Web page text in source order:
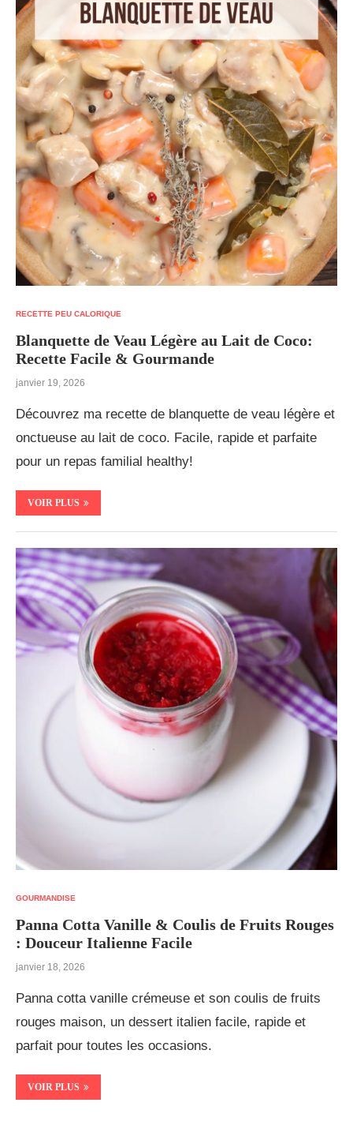
RECETTE PEU CALORIQUE
Blanquette de Veau Légère au Lait de Coco:
Recette Facile & Gourmande
janvier 19, 2026
Découvrez ma recette de blanquette de veau légère et
onctueuse au lait de coco. Facile, rapide et parfaite
pour un repas familial healthy!
VOIR PLUS
GOURMANDISE
Panna Cotta Vanille & Coulis de Fruits Rouges
: Douceur Italienne Facile
janvier 18, 2026
Panna cotta vanille crémeuse et son coulis de fruits
rouges maison, un dessert italien facile, rapide et
parfait pour toutes les occasions.
VOIR PLUS